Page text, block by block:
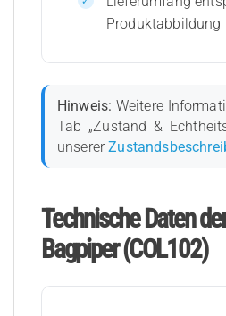
Produktabbildung
Hinweis: Weitere
Tab „Zustand &
unserer
Technische Daten
Bagpiper (COL102)